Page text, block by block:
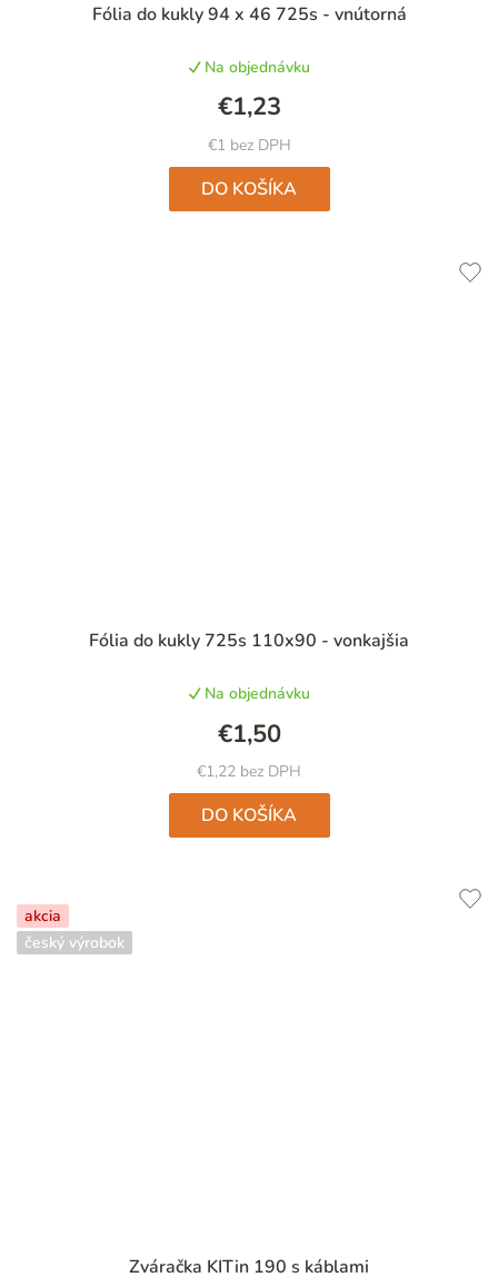
Fólia do kukly 94 x 46 725s - vnútorná
hodnotenie
je
5,0
z
5
hviezdičiek.
Na objednávku
€1 bez DPH
€1,23
DO KOŠÍKA
Fólia do kukly 725s 110x90 - vonkajšia
hodnotenie
je
5,0
z
5
hviezdičiek.
Na objednávku
€1,22 bez DPH
€1,50
DO KOŠÍKA
akcia
český výrobok
Zváračka KITin 190 s káblami